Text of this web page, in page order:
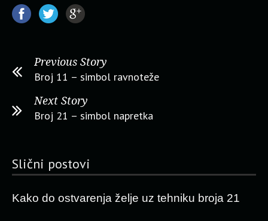
Previous Story
Broj 11 – simbol ravnoteže
Next Story
Broj 21 – simbol napretka
Slični postovi
Kako do ostvarenja želje uz tehniku broja 21